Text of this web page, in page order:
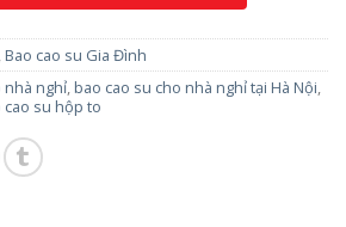
, Bao cao su Gia Đình
nhà nghỉ, bao cao su cho nhà nghỉ tại Hà Nội,
cao su hộp to